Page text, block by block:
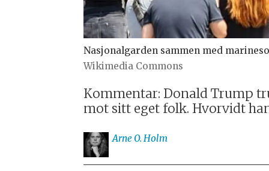
Nasjonalgarden sammen med
Wikimedia Commons
Kommentar: Donald Trump
mot sitt eget folk. Hvorvidt
Arne O. Holm